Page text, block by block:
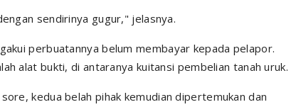
sendirinya gugur," jelasnya.
perbuatannya belum membayar kepada pelapor.
alat bukti, di antaranya kuitansi pembelian tanah uruk.
kedua belah pihak kemudian dipertemukan dan